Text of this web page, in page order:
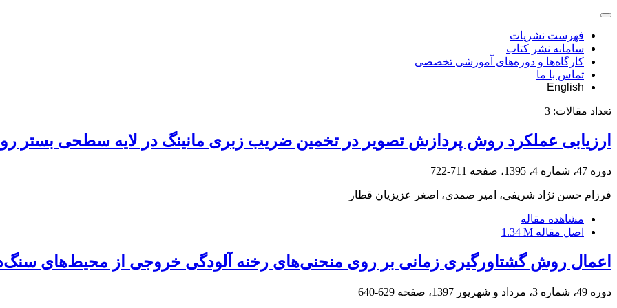
فهرست نشریات
سامانه نشر کتاب
کارگاه‌ها و دوره‌های آموزشی تخصصی
تماس با ما
English
تعداد مقالات: 3
ارزیابی عملکرد روش پردازش تصویر در تخمین ضریب زبری مانینگ در لایه سطحی بستر
دوره 47، شماره 4، 1395، صفحه 711-722
فرزام حسن نژاد شریفی، امیر صمدی، اصغر عزیزیان قطار
مشاهده مقاله
اصل مقاله 1.34 M
اعمال روش گشتاور‌گیری زمانی بر روی منحنی‌های رخنه آلودگی خروجی از محیط‌های
دوره 49، شماره 3، مرداد و شهریور 1397، صفحه 629-640